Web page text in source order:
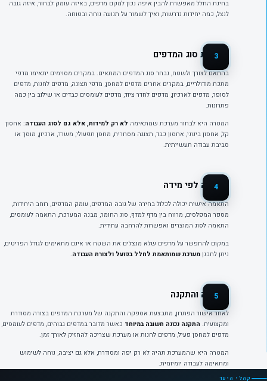
בחינת החלל מאפשרת להבין איפה נכון למקם מדפים, באיזה עומק לבחור, איזה גובה
לנצל, כמה יחידות נדרשות, ואיך לשמור על תנועה נוחה ובטוחה.
3
התאמת סוג המדפים
בהתאם לצורך ולשטח, נבחר סוג המדפים המתאים. במקרים מסוימים יתאימו מדפי
מתכת מודולריים, במקרים אחרים מדפים למחסן, מדפי תצוגה, מדפים לחנות, מדפים
לסופר, מדפים לארכיון, מדפים לחדר ציוד, מדפים לעומסים כבדים או שילוב בין כמה
פתרונות.
המטרה היא לבחור מערכת שמתאימה לא רק למידות, אלא גם לסוג העבודה: אחסון
קל, אחסון בינוני, אחסון כבד, תצוגה מסחרית, מחסן תפעולי, משרד, ארכיון, מוסך או
סביבת עבודה תעשייתית.
4
התאמה לפי מידה
התאמה אישית יכולה לכלול בחירה של גובה המדפים, עומק המדפים, רוחב היחידות,
מספר המפלסים, מרווח בין מדף למדף, סוג החומר, מבנה המערכת, התאמה לעומסים,
התאמה לסוג המוצרים ואפשרות להרחבה עתידית.
במקום להתפשר על מדפים שלא מנצלים את השטח או אינם מתאימים לגודל הפריטים,
ניתן לתכנן מערכת שמותאמת לחלל בפועל ולצורת העבודה.
5
אספקה והתקנה
לאחר אישור הפתרון, מתבצעת אספקה והתקנה של מערכת המדפים בצורה מסודרת
ומקצועית. התקנה נכונה חשובה במיוחד כאשר מדובר במדפים גבוהים, מדפים לעומסים,
מדפים למחסן פעיל, מדפים לחנות או מערכת שצריכה להחזיק לאורך זמן.
המטרה היא שהמערכת תהיה לא רק יפה ומסודרת, אלא גם יציבה, נוחה לשימוש
ומתאימה לעבודה יומיומית.
קהלי היעד